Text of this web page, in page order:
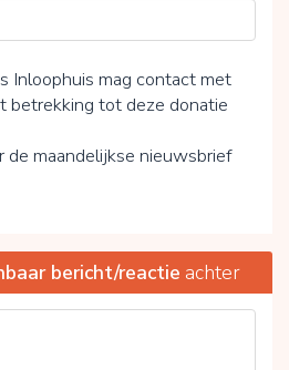
Inloophuis mag contact met
betrekking tot deze donatie
de maandelijkse nieuwsbrief
bericht/reactie achter